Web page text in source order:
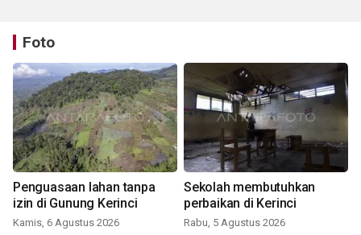
Foto
Penguasaan lahan tanpa
izin di Gunung Kerinci
Kamis, 6 Agustus 2026
Sekolah membutuhkan
perbaikan di Kerinci
Rabu, 5 Agustus 2026